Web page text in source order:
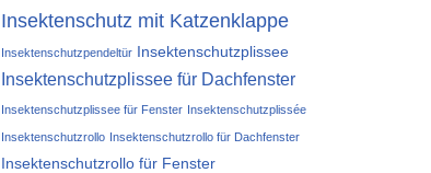
Insektenschutz mit Katzenklappe
Insektenschutzpendeltür Insektenschutzplissee
Insektenschutzplissee für Dachfenster
Insektenschutzplissee für Fenster Insektenschutzplissée
Insektenschutzrollo Insektenschutzrollo für Dachfenster
Insektenschutzrollo für Fenster